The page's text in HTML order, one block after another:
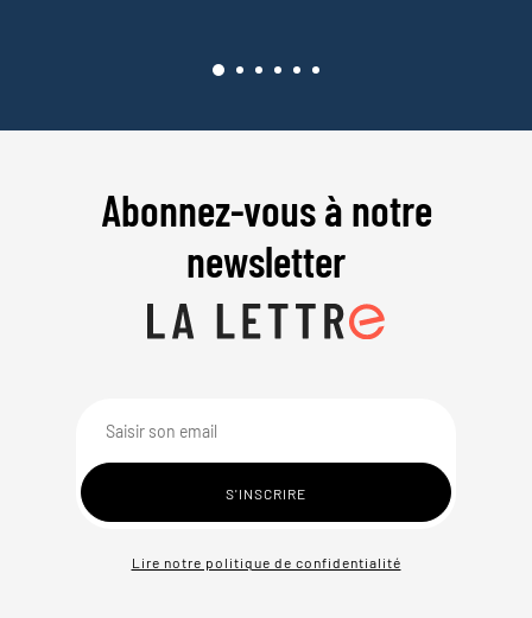
Abonnez-vous à notre
newsletter
Lire notre politique de confidentialité